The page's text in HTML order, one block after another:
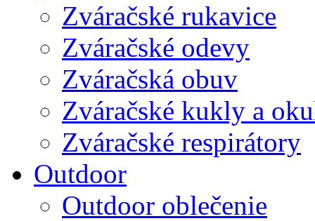
Zváračské rukavice
Zváračské odevy
Zváračská obuv
Zváračské kukly a
Zváračské respirátory
Outdoor
Outdoor oblečenie